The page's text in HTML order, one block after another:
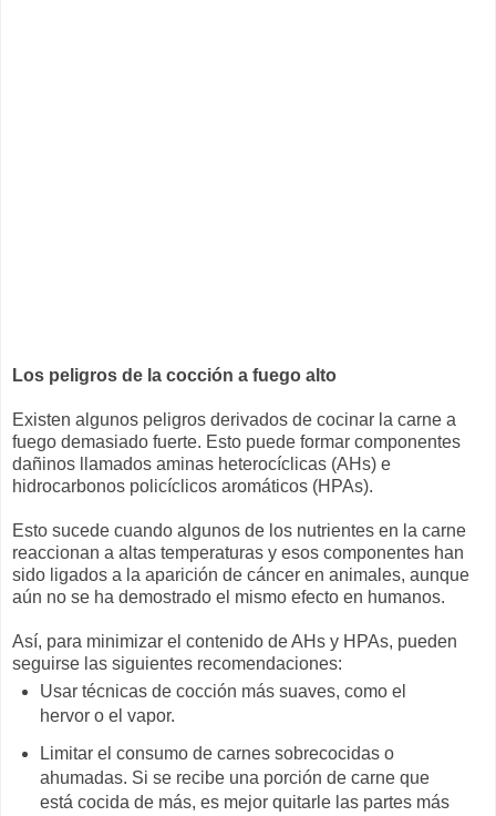
Los peligros de la cocción a fuego alto
Existen algunos peligros derivados de cocinar la carne a
fuego demasiado fuerte. Esto puede formar componentes
dañinos llamados aminas heterocíclicas (AHs) e
hidrocarbonos policíclicos aromáticos (HPAs).
Esto sucede cuando algunos de los nutrientes en la carne
reaccionan a altas temperaturas y esos componentes han
sido ligados a la aparición de cáncer en animales, aunque
aún no se ha demostrado el mismo efecto en humanos.
Así, para minimizar el contenido de AHs y HPAs, pueden
seguirse las siguientes recomendaciones:
Usar técnicas de cocción más suaves, como el
hervor o el vapor.
Limitar el consumo de carnes sobrecocidas o
ahumadas. Si se recibe una porción de carne que
está cocida de más, es mejor quitarle las partes más